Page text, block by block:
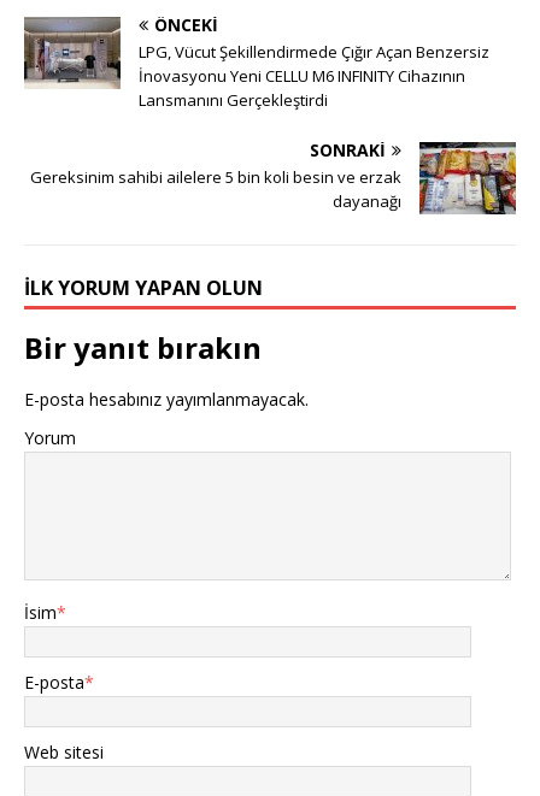
ÖNCEKI
LPG, Vücut Şekillendirmede Çığır Açan Benzersiz
İnovasyonu Yeni CELLU M6 INFINITY Cihazının
Lansmanını Gerçekleştirdi
SONRAKI
Gereksinim sahibi ailelere 5 bin koli besin ve erzak
dayanağı
İLK YORUM YAPAN OLUN
Bir yanıt bırakın
E-posta hesabınız yayımlanmayacak.
Yorum
İsim*
E-posta*
Web sitesi